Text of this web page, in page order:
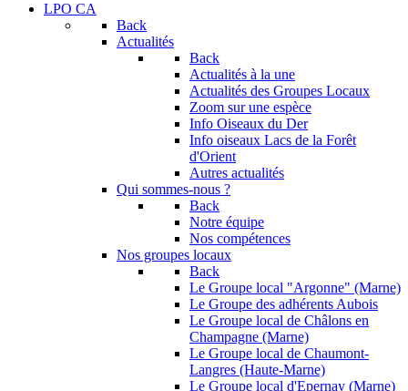
LPO CA
Back
Actualités
Back
Actualités à la une
Actualités des Groupes Locaux
Zoom sur une espèce
Info Oiseaux du Der
Info oiseaux Lacs de la Forêt
d'Orient
Autres actualités
Qui sommes-nous ?
Back
Notre équipe
Nos compétences
Nos groupes locaux
Back
Le Groupe local "Argonne" (Marne)
Le Groupe des adhérents Aubois
Le Groupe local de Châlons en
Champagne (Marne)
Le Groupe local de Chaumont-
Langres (Haute-Marne)
Le Groupe local d'Epernay (Marne)